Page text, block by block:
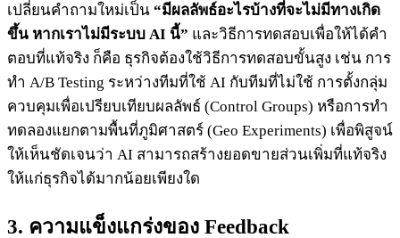
เปลี่ยนคำถามใหม่เป็น “มีผลลัพธ์อะไรบ้างที่จะไม่มีทางเกิด
ขึ้น หากเราไม่มีระบบ AI นี้” และวิธีการทดสอบเพื่อให้ได้คำ
ตอบที่แท้จริง ก็คือ ธุรกิจต้องใช้วิธีการทดสอบขั้นสูง เช่น การ
ทำ A/B Testing ระหว่างทีมที่ใช้ AI กับทีมที่ไม่ใช้ การตั้งกลุ่ม
ควบคุมเพื่อเปรียบเทียบผลลัพธ์ (Control Groups) หรือการทำ
ทดลองแยกตามพื้นที่ภูมิศาสตร์ (Geo Experiments) เพื่อพิสูจน์
ให้เห็นชัดเจนว่า AI สามารถสร้างยอดขายส่วนเพิ่มที่แท้จริง
ให้แก่ธุรกิจได้มากน้อยเพียงใด
3. ความแข็งแกร่งของ Feedback